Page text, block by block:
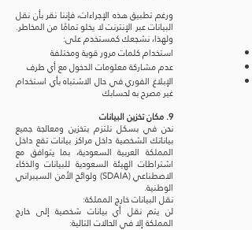
ورغم تطبيق هذه الإجراءات، فإننا نقر بأن نقل
البيانات عبر الإنترنت لا يخلو تمامًا من المخاطر.
ولهذا، نشجعك كمستخدم على:
استخدام كلمات مرور قوية ومختلفة
عدم مشاركة معلومات الدخول مع أي طرف
الإبلاغ الفوري في حال الاشتباه بأي استخدام
غير مصرح به لحسابك
9. مكان تخزين البيانات
نحن في بسكل نلتزم بتخزين ومعالجة جميع
بياناتك الشخصية داخل مراكز بيانات تقع داخل
المملكة العربية السعودية، بما يتوافق مع
اشتراطات الهيئة السعودية للبيانات والذكاء
الاصطناعي (SDAIA) ولوائح الأمن السيبراني
الوطنية.
نقل البيانات خارج المملكة:
لن يتم نقل أي بيانات شخصية إلى خارج
المملكة إلا في الحالات التالية: